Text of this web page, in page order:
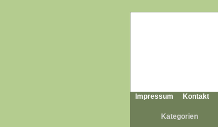
Impressum Kontakt
Kategorien